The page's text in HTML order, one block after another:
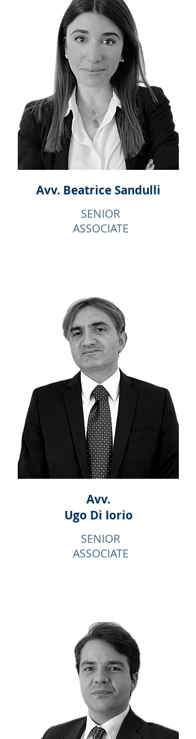
Avv. BeatriceSandulli
SENIOR
ASSOCIATE
Avv.
Ugo Di Iorio
SENIOR
ASSOCIATE